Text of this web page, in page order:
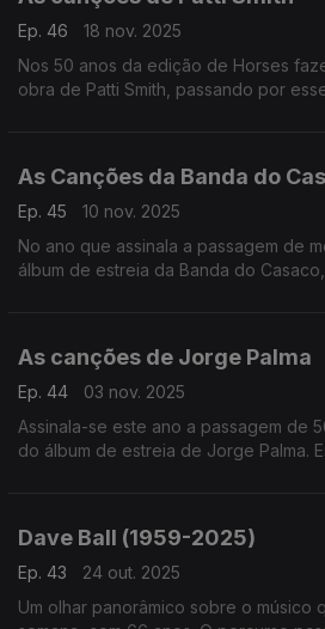
Ep. 46
18 nov. 2025
Nos 50 anos da edição de Horses
obra de Patti Smith, passando por
As Canções da Banda do
Ep. 45
10 nov. 2025
No ano que assinala a passagem de
álbum de estreia da Banda do
As canções de Jorge Palma
Ep. 44
03 nov. 2025
Assinala-se este ano a passagem de
do álbum de estreia de Jorge Palma.
Dave Ball (1959-2025)
Ep. 43
24 out. 2025
Um olhar panorâmico sobre o músico